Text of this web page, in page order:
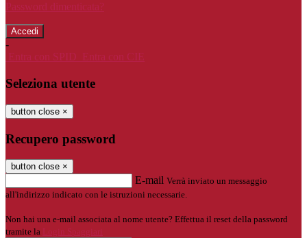
Password dimenticata?
-
Entra con SPID
Entra con CIE
Seleziona utente
button close ×
Recupero password
button close ×
E-mail Verrà inviato un messaggio
all'indirizzo indicato con le istruzioni necessarie.
Non hai una e-mail associata al nome utente? Effettua il reset della password
tramite la
Login Spaggiari